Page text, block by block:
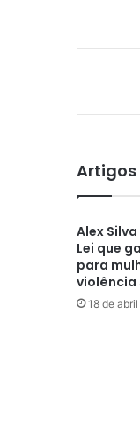
Alex
Lei que
para
violência
18 de